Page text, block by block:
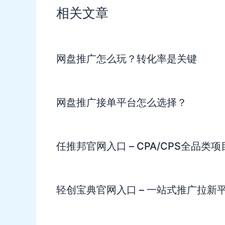
相关文章
网盘推广怎么玩？转化率是关键
网盘推广接单平台怎么选择？
任推邦官网入口 – CPA/CPS全品类项
轻创宝典官网入口 – 一站式推广拉新